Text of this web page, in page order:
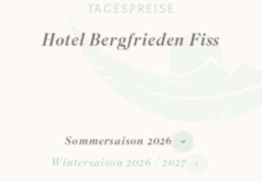
TAGESPREISE
Hotel Bergfrieden Fiss
Sommersaison 2026
Wintersaison 2026 / 2027